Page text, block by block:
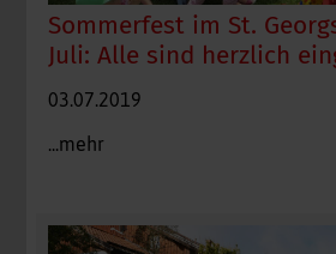
Sommerfest im St.
Juli: Alle sind herzlich
03.07.2019
...mehr